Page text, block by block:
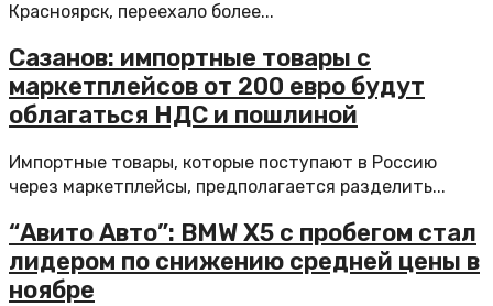
Красноярск, переехало более...
Сазанов: импортные товары с
маркетплейсов от 200 евро будут
облагаться НДС и пошлиной
Импортные товары, которые поступают в Россию
через маркетплейсы, предполагается разделить...
“Авито Авто”: BMW X5 с пробегом стал
лидером по снижению средней цены в
ноябре